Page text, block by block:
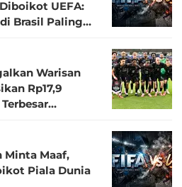
UEFA:
Brasil Paling
Warisan
Rp17,9
Minta Maaf,
Piala Dunia